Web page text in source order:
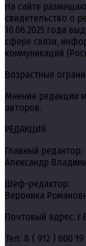
На сайте
свидетельство о
10.06.2025 года
сфере связи,
коммуникаций
Возрастные
Мнение редакции
авторов.
РЕДАКЦИЯ
Главный редактор:
Александр
Шеф-редактор:
Вероника
Почтовый адрес:
Тел: 8 ( 912 ) 600 19